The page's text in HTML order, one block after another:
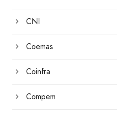
CNI
Coemas
Coinfra
Compem